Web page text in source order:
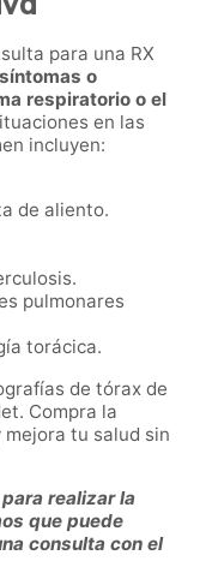
para una RX
o
respiratorio o el
en las
incluyen:
de aliento.
pulmonares
torácica.
de tórax de
Compra la
tu salud sin
realizar la
que puede
consulta con el